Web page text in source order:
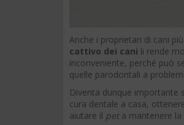
Anche i proprietari di cani
cattivo dei cani li rende
inconveniente, perché può
quelle parodontali a
Diventa dunque importante
cura dentale a casa,
aiutare il pet a mantenere